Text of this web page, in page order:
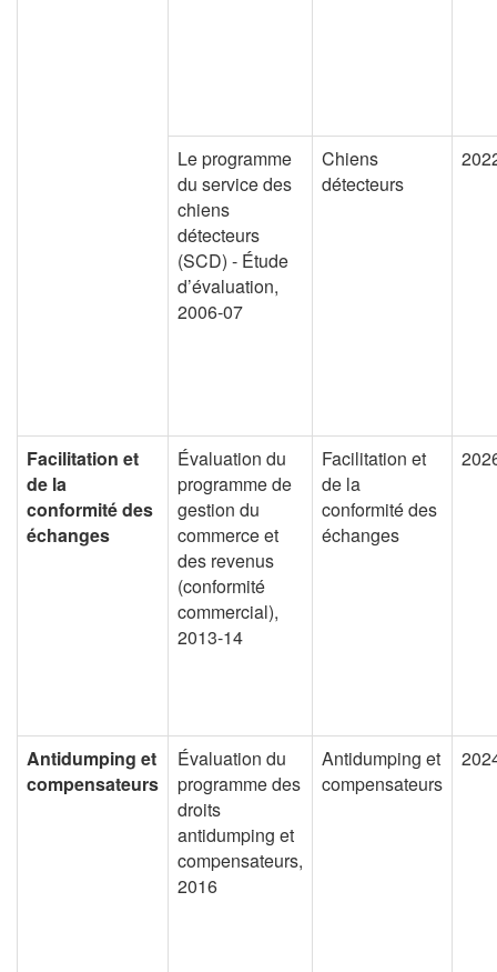
Le programme
du service des
chiens
détecteurs
(SCD) - Étude
d’évaluation,
2006-07
Chiens
détecteurs
Facilitation et
de la
conformité des
échanges
Évaluation du
programme de
gestion du
commerce et
des revenus
(conformité
commercial),
2013-14
Facilitation et
de la
conformité des
échanges
Antidumping et
compensateurs
Évaluation du
programme des
droits
antidumping et
compensateurs,
2016
Antidumping et
compensateurs